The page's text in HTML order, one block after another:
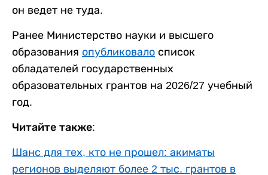
он ведет не туда.
Ранее Министерство науки и высшего
образования опубликовало список
обладателей государственных
образовательных грантов на 2026/27 учебный
год.
Читайте также:
Шанс для тех, кто не прошел: акиматы
регионов выделяют более 2 тыс. грантов в